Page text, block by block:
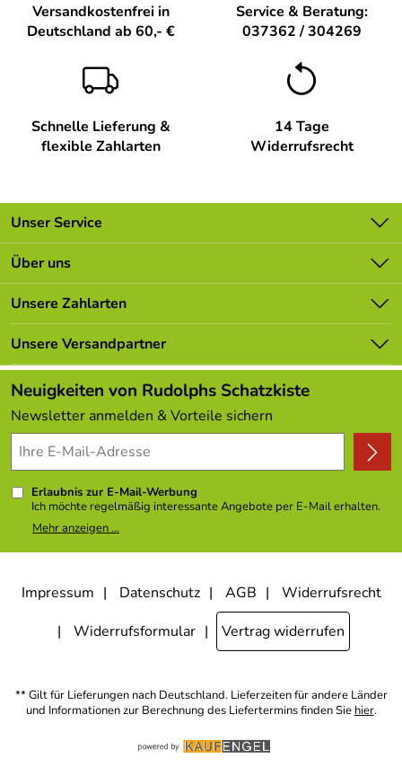
Versandkostenfrei in
Deutschland ab 60,- €
Service & Beratung:
037362 / 304269
Schnelle Lieferung &
flexible Zahlarten
14 Tage
Widerrufsrecht
Unser Service
Kontakt
Batterieverordnung
Newsletter
Lieferbedingungen
Kundenlogin
Über uns
Unsere Bestseller
Marken
Neu
Angebote
Kundenbewertungen (308)
4,9/5*****
Unsere Zahlarten
Unsere Versandpartner
Neuigkeiten von Rudolphs Schatzkiste
Newsletter anmelden & Vorteile sichern
Erlaubnis zur E-Mail-Werbung
Ich möchte regelmäßig interessante Angebote per E-Mail erhalten.
Meine E-Mail-Adresse wird nicht an andere Unternehmen
weitergegeben. Zu statistischen Zwecken wird in anonymer Form
kann ich jederzeit mit Wirkung für die Zukunft widerrufen, indem ich
den Link "Abmelden" am Ende des Newsletters anklicke oder die
Option Newsletter im Mitgliederbereich deaktiviere. Die
Datenschutzerklärunghabe ich zur Kenntnis genommen.
Mehr anzeigen ...
Impressum Datenschutz AGB
Widerrufsrecht
Widerrufsformular
Vertrag widerrufen
** Gilt für Lieferungen nach Deutschland. Lieferzeiten für andere Länder
und Informationen zur Berechnung des Liefertermins finden Sie hier.